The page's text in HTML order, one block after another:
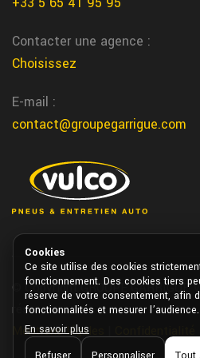
cahors chez garrigue vulco
Nous changeons votre batterie auto
la gaillarde chez garrigue vulco
terrasson courroie
Nous remplaçons votre courroie de
de terrasson chez garrigue vulco
contrat entretien flotte
Fezensac
Nous proposons un service
des flottes de vehicules de pompes
delais chez Vulco Garrigue Vic
Contacter une agence :
Choisissez
E-mail :
contact@groupegarrigue.com
© Copyright GROUPE GARRIGUE
réservés.
Mentions légales
Cookies
Ce site utilise des cookies
fonctionnement. Des cookies tiers
réserve de votre consentement, afin
fonctionnalités et mesurer l’audience.
En savoir plus